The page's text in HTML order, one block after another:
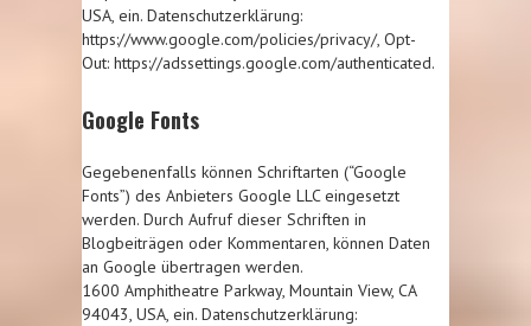
USA, ein. Datenschutzerklärung:
https://www.google.com/policies/privacy/, Opt-
Out: https://adssettings.google.com/authenticated.
Google Fonts
Gegebenenfalls können Schriftarten (“Google
Fonts”) des Anbieters Google LLC eingesetzt
werden. Durch Aufruf dieser Schriften in
Blogbeiträgen oder Kommentaren, können Daten
an Google übertragen werden.
1600 Amphitheatre Parkway, Mountain View, CA
94043, USA, ein. Datenschutzerklärung: